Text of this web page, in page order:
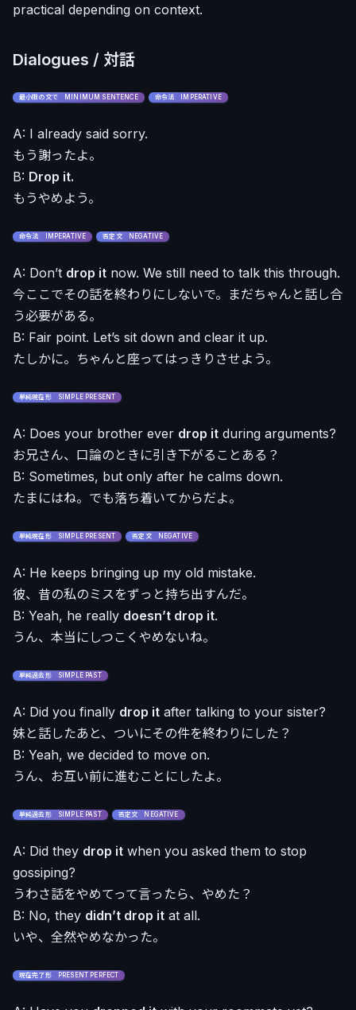
practical depending on context.
Dialogues / 対話
最小限の文で MINIMUM SENTENCE 命令法 IMPERATIVE
A: I already said sorry.
もう謝ったよ。
B: Drop it.
もうやめよう。
命令法 IMPERATIVE 否定文 NEGATIVE
A: Don’t drop it now. We still need to talk this through.
今ここでその話を終わりにしないで。まだちゃんと話し合
う必要がある。
B: Fair point. Let’s sit down and clear it up.
たしかに。ちゃんと座ってはっきりさせよう。
単純現在形 SIMPLE PRESENT
A: Does your brother ever drop it during arguments?
お兄さん、口論のときに引き下がることある？
B: Sometimes, but only after he calms down.
たまにはね。でも落ち着いてからだよ。
単純現在形 SIMPLE PRESENT 否定文 NEGATIVE
A: He keeps bringing up my old mistake.
彼、昔の私のミスをずっと持ち出すんだ。
B: Yeah, he really doesn’t drop it.
うん、本当にしつこくやめないね。
単純過去形 SIMPLE PAST
A: Did you finally drop it after talking to your sister?
妹と話したあと、ついにその件を終わりにした？
B: Yeah, we decided to move on.
うん、お互い前に進むことにしたよ。
単純過去形 SIMPLE PAST 否定文 NEGATIVE
A: Did they drop it when you asked them to stop
gossiping?
うわさ話をやめてって言ったら、やめた？
B: No, they didn’t drop it at all.
いや、全然やめなかった。
現在完了形 PRESENT PERFECT